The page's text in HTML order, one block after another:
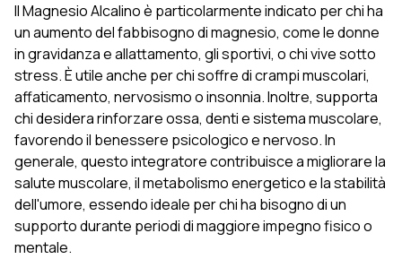
Il Magnesio Alcalino è particolarmente indicato per chi ha
un aumento del fabbisogno di magnesio, come le donne
in gravidanza e allattamento, gli sportivi, o chi vive sotto
stress. È utile anche per chi soffre di crampi muscolari,
affaticamento, nervosismo o insonnia. Inoltre, supporta
chi desidera rinforzare ossa, denti e sistema muscolare,
favorendo il benessere psicologico e nervoso. In
generale, questo integratore contribuisce a migliorare la
salute muscolare, il metabolismo energetico e la stabilità
dell'umore, essendo ideale per chi ha bisogno di un
supporto durante periodi di maggiore impegno fisico o
mentale.